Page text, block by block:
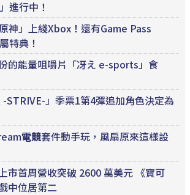
進行中！
神」上綫Xbox！還有Game Pass
特典！
的能量咀嚼片「冴え e-sports」食
-STRIVE-」季票1第4彈追加角色決定為
電競套件動手玩，風扇原來這樣設
市首周營收突破 2600 萬美元 《寶可
中位居第二